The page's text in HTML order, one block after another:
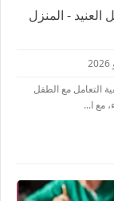
العنيد - المنزل
التعامل مع الطفل
مع ا...